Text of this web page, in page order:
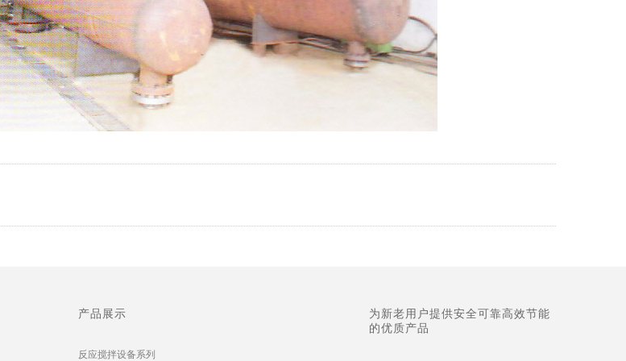
产品展示
反应搅拌设备系列
为新老用户提供安全可靠高效节能
的优质产品